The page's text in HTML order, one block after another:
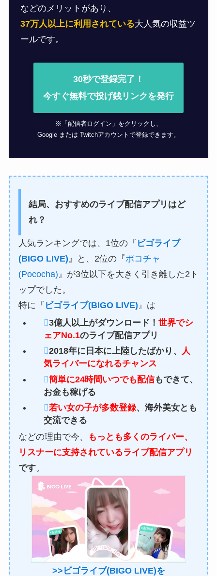
などのメリットがあり、
37万人以上に利用されている大人気の収益ツ
ールです。
30秒で登録完了！
今すぐ無料で投げ銭リンクを発行
※「配信者ログイン」をクリックし、
Google または Twitchアカウントで登録できます。
結局、おすすめのライブ配信アプリはど
れ？
人気ランキングでは、1位の『 ビゴライブ
(BIGO LIVE)』と、2位の『ポコチャ
(Pococha)』が3位以下を大きく引き離した2ト
ップでした。
特に『 ビゴライブ(BIGO LIVE)』は
3億人以上がダウンロード！ 世界でシ
ェアNo.1のライブ配信アプリ
2018年に日本に上陸したばかり、
人
気ライバーになれるチャンス
簡単に24時間いつでも配信もできて、
お金も稼げる
若い女の子が多数登録、海外美女とも
交流できる
などの理由で今、
もっとも多くのライバー、
リスナーに支持されているライブ配信アプリ
です。
>>ビゴライブ(BIGO LIVE)を